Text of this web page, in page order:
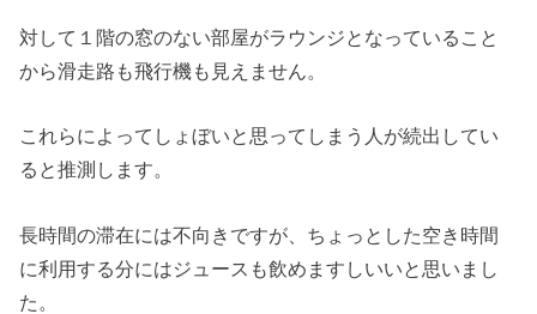
対して１階の窓のない部屋がラウンジとなっていること
から滑走路も飛行機も見えません。
これらによってしょぼいと思ってしまう人が続出してい
ると推測します。
長時間の滞在には不向きですが、ちょっとした空き時間
に利用する分にはジュースも飲めますしいいと思いまし
た。